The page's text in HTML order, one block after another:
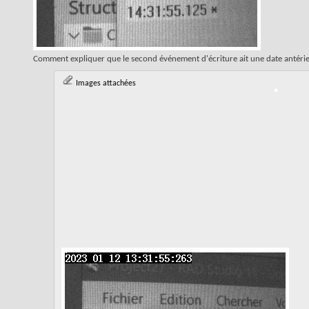
Comment expliquer que le second événement d'écriture ait une date
Images attachées